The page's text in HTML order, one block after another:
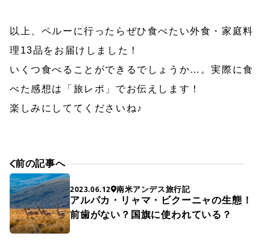
以上、ペルーに行ったらぜひ食べたい外食・家庭料
理13品をお届けしました！
いくつ食べることができるでしょうか…。実際に食
べた感想は「旅レポ」でお伝えします！
楽しみにしててくださいね♪
前の記事へ
2023.06.12 南米アンデス旅行記
アルパカ・リャマ・ビクーニャの生態！
前歯がない？国旗に使われている？